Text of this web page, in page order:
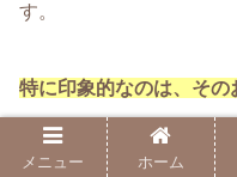
す。
特に印象的なのは、その
でも食べられるリーズ
向けというより、地元
メニュー ホーム